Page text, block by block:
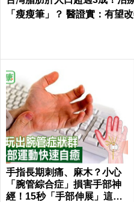
「瘦瘦筆」？ 醫證實：有望
手指長期刺痛、麻木？小心
「腕管綜合症」損害手部神
經！15秒「手部伸展」這樣